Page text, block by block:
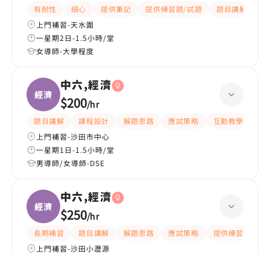
有耐性 細心 提供筆記 提供練習題/試題 題目講解
上門補習-天水圍
一星期2日-1.5小時/堂
女導師-大學程度
經濟
中六,經濟
$200/hr
題目講解 課程設計 解題思路 應試策略 互動教學
上門補習-沙田市中心
一星期1日-1.5小時/堂
男導師/女導師-DSE
經濟
中六,經濟
$250/hr
長期補習 題目講解 解題思路 應試策略
提供練習題/試題
上門補習-沙田小瀝源